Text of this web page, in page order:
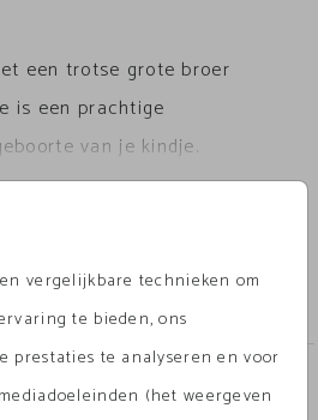
vergelijkbare technieken om
te bieden, ons
prestaties te analyseren en voor
(het weergeven
een trotse grote broer
is een prachtige
van je kindje.
worden aangepast voor
Alle illustraties